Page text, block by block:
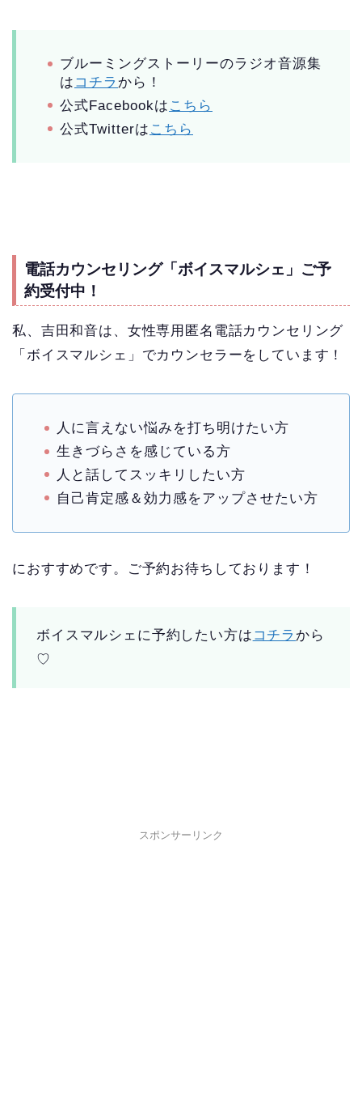
ブルーミングストーリーのラジオ音源集
は コチラ から！
公式Facebookは こちら
公式Twitterは こちら
電話カウンセリング「ボイスマルシェ」ご予
約受付中！
私、吉田和音は、女性専用匿名電話カウンセリング
「ボイスマルシェ」でカウンセラーをしています！
人に言えない悩みを打ち明けたい方
生きづらさを感じている方
人と話してスッキリしたい方
自己肯定感＆効力感をアップさせたい方
におすすめです。ご予約お待ちしております！
ボイスマルシェに予約したい方は コチラ から
♡
スポンサーリンク